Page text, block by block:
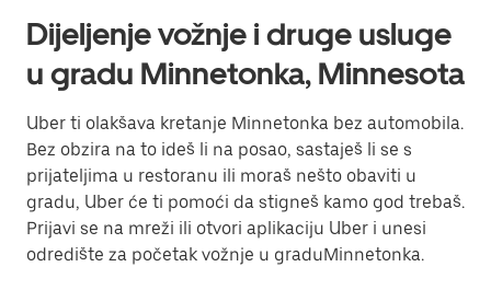
Dijeljenje vožnje i druge usluge
u gradu Minnetonka, Minnesota
Uber ti olakšava kretanje Minnetonka bez automobila.
Bez obzira na to ideš li na posao, sastaješ li se s
prijateljima u restoranu ili moraš nešto obaviti u
gradu, Uber će ti pomoći da stigneš kamo god trebaš.
Prijavi se na mreži ili otvori aplikaciju Uber i unesi
odredište za početak vožnje u graduMinnetonka.